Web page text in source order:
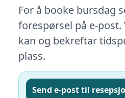
For å booke bursdag
forespørsel på e-post.
kan og bekreftar
plass.
Send e-post til